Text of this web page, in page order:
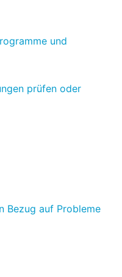
und
prüfen oder
Bezug auf Probleme